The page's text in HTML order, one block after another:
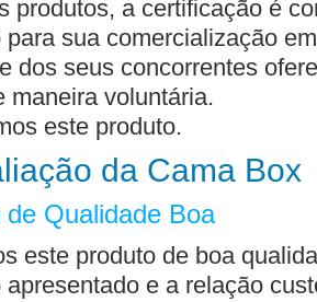
produtos, a certificação é
para sua comercialização
dos seus concorrentes
maneira voluntária.
este produto.
da Cama Box
Qualidade Boa
este produto de boa
apresentado e a relação